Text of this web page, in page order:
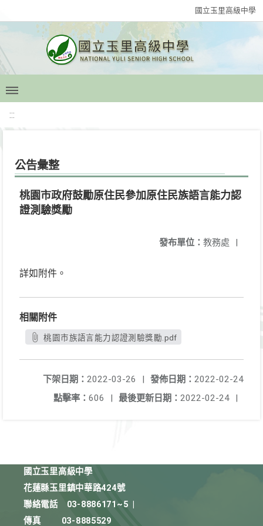
國立玉里高級中學
:::
公告彙整
桃園市政府鼓勵原住民參加原住民族語言能力認
證測驗獎勵
發布單位： 教務處 |
詳如附件。
相關附件
桃園市族語言能力認證測驗獎勵.pdf
發佈日期： 2022-02-24
下架日期： 2022-03-26
|
最後更新日期： 2022-02-24 |
點擊率： 606 |
國立玉里高級中學
花蓮縣玉里鎮中華路424號
聯絡電話
03-8886171~5
傳真
03-8885529